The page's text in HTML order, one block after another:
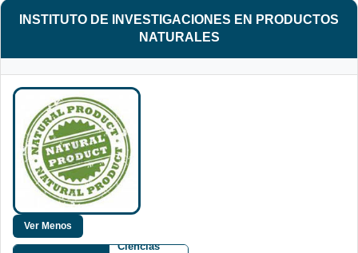
INSTITUTO DE INVESTIGACIONES EN PRODUCTOS
NATURALES
Ciencias